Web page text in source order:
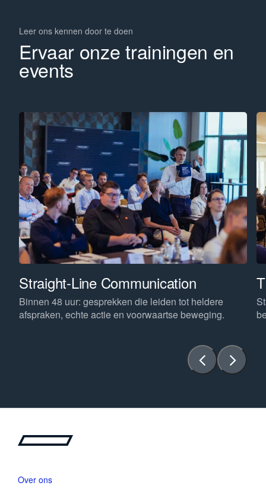
Leer ons kennen door te doen
Ervaar onze trainingen en
events
Straight-Line Communication
Binnen 48 uur: gesprekken die leiden tot heldere
afspraken, echte actie en voorwaartse beweging.
Over ons